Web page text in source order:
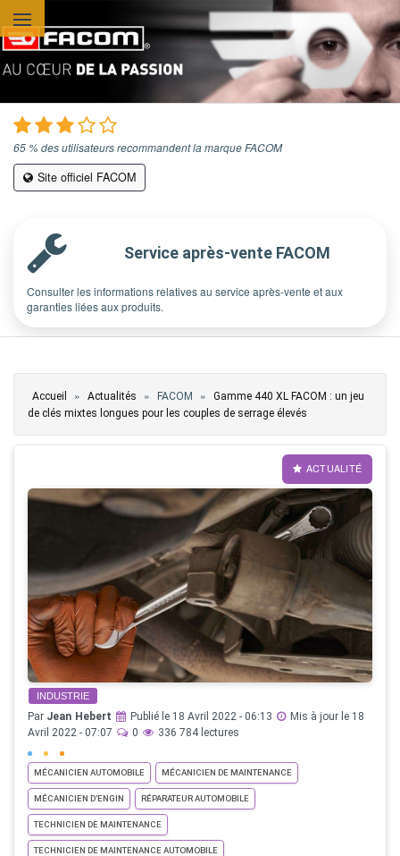
65 % des utilisateurs recommandent la marque FACOM
Site officiel FACOM
Service après-vente FACOM
Consulter les informations relatives au service après-vente et aux
garanties liées aux produits.
Vous êtes ici
Accueil » Actualités » FACOM »
Gamme 440 XL FACOM : un jeu
de clés mixtes longues pour les couples de serrage élevés
ACTUALITÉ
INDUSTRIE
Par Jean Hebert Publié le 18 Avril 2022 - 06:13
Mis à jour le 18
Avril 2022 - 07:07
0 336 784 lectures
MÉCANICIEN AUTOMOBILE MÉCANICIEN DE MAINTENANCE
MÉCANICIEN D’ENGIN RÉPARATEUR AUTOMOBILE
TECHNICIEN DE MAINTENANCE
TECHNICIEN DE MAINTENANCE AUTOMOBILE